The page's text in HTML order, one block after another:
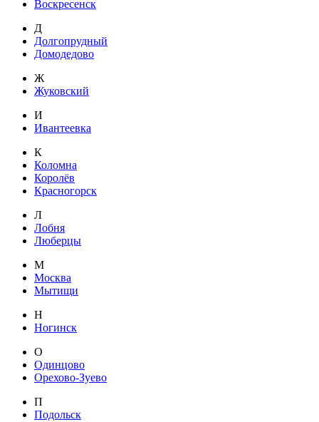
Воскресенск
Д
Долгопрудный
Домодедово
Ж
Жуковский
И
Ивантеевка
К
Коломна
Королёв
Красногорск
Л
Лобня
Люберцы
М
Москва
Мытищи
Н
Ногинск
О
Одинцово
Орехово-Зуево
П
Подольск